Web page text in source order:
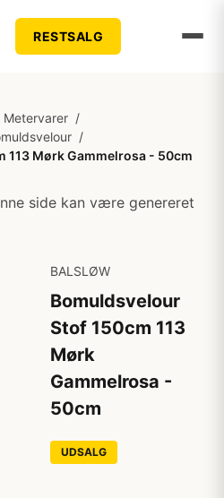
RESTSALG
Metervarer /
/
113 Mørk Gammelrosa - 50cm
side kan være genereret
BALSLØW
Bomuldsvelour
Stof 150cm 113
Mørk
Gammelrosa -
50cm
UDSALG